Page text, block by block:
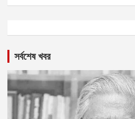
সর্বশেষ খবর